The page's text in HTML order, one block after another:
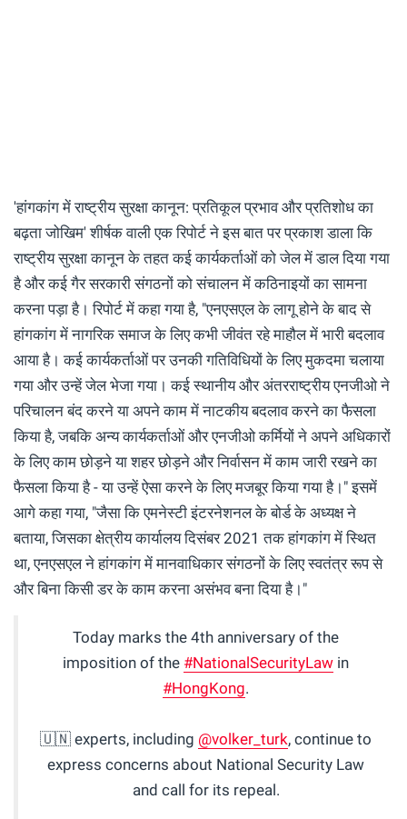
'हांगकांग में राष्ट्रीय सुरक्षा कानून: प्रतिकूल प्रभाव और प्रतिशोध का
बढ़ता जोखिम' शीर्षक वाली एक रिपोर्ट ने इस बात पर प्रकाश डाला कि
राष्ट्रीय सुरक्षा कानून के तहत कई कार्यकर्ताओं को जेल में डाल दिया गया
है और कई गैर सरकारी संगठनों को संचालन में कठिनाइयों का सामना
करना पड़ा है। रिपोर्ट में कहा गया है, "एनएसएल के लागू होने के बाद से
हांगकांग में नागरिक समाज के लिए कभी जीवंत रहे माहौल में भारी बदलाव
आया है। कई कार्यकर्ताओं पर उनकी गतिविधियों के लिए मुकदमा चलाया
गया और उन्हें जेल भेजा गया। कई स्थानीय और अंतरराष्ट्रीय एनजीओ ने
परिचालन बंद करने या अपने काम में नाटकीय बदलाव करने का फैसला
किया है, जबकि अन्य कार्यकर्ताओं और एनजीओ कर्मियों ने अपने अधिकारों
के लिए काम छोड़ने या शहर छोड़ने और निर्वासन में काम जारी रखने का
फैसला किया है - या उन्हें ऐसा करने के लिए मजबूर किया गया है।" इसमें
आगे कहा गया, "जैसा कि एमनेस्टी इंटरनेशनल के बोर्ड के अध्यक्ष ने
बताया, जिसका क्षेत्रीय कार्यालय दिसंबर 2021 तक हांगकांग में स्थित
था, एनएसएल ने हांगकांग में मानवाधिकार संगठनों के लिए स्वतंत्र रूप से
और बिना किसी डर के काम करना असंभव बना दिया है।"
Today marks the 4th anniversary of the
imposition of the #NationalSecurityLaw in
#HongKong.
🇺🇳 experts, including @volker_turk, continue to
express concerns about National Security Law
and call for its repeal.